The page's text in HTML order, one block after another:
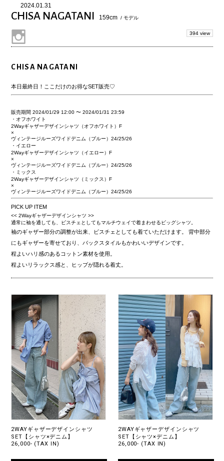
2024.01.31
CHISA NAGATANI 159cm / モデル
394 view
CHISA NAGATANI
本日最終日！ここだけのお得なSET販売♡
販売期間 2024/01/29 12:00〜 2024/01/31 23:59
・オフホワイト
2Wayギャザーデザインシャツ（オフホワイト）F
×
ヴィンテージルーズワイドデニム（ブルー）24/25/26
・イエロー
2Wayギャザーデザインシャツ（イエロー）F
×
ヴィンテージルーズワイドデニム（ブルー）24/25/26
・ミックス
2Wayギャザーデザインシャツ（ミックス）F
×
ヴィンテージルーズワイドデニム（ブルー）24/25/26
PICK UP ITEM
<< 2Wayギャザーデザインシャツ >>
通常に袖を通しても、ビスチェとしてもマルチウェイで着まわせるビッグシャツ。
袖のギャザー部分の調整が出来、ビスチェとしても着ていただけます。 背中部分
にもギャザーを寄せており、バックスタイルもかわいいデザインです。
程よいハリ感のあるコットン素材を使用。
程よいリラックス感と、ヒップが隠れる着丈。
2WAYギャザーデザインシャツ
SET【シャツ×デニム】
26,000- (TAX IN)
2WAYギャザーデザインシャツ
SET【シャツ×デニム】
26,000- (TAX IN)